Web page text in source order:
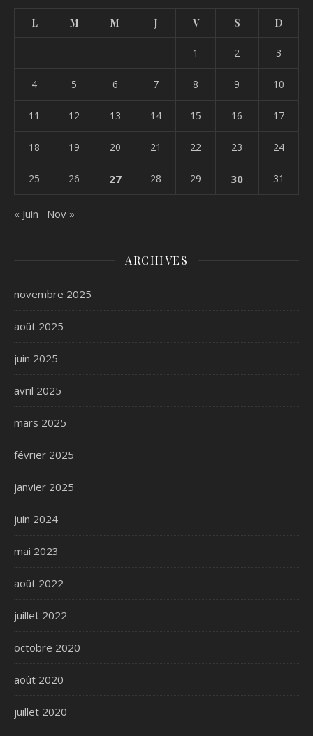
L M M J V S D
1 2 3
4 5 6 7 8 9 10
11 12 13 14 15 16 17
18 19 20 21 22 23 24
25 26 27 28 29 30 31
« Juin Nov »
ARCHIVES
novembre 2025
août 2025
juin 2025
avril 2025
mars 2025
février 2025
janvier 2025
juin 2024
mai 2023
août 2022
juillet 2022
octobre 2020
août 2020
juillet 2020